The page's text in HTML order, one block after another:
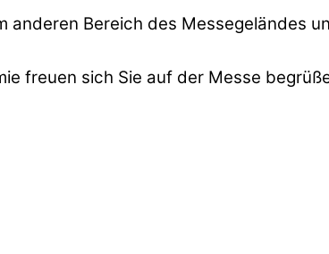
anderen Bereich des Messegeländes
freuen sich Sie auf der Messe